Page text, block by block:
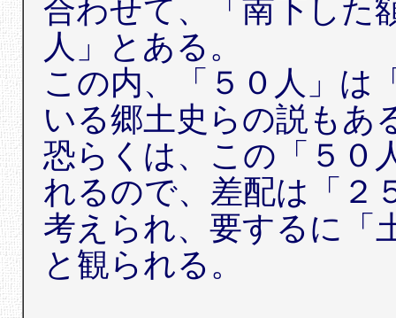
合わせて、「南下した
人」とある。
この内、「５０人」は
いる郷土史らの説もあ
恐らくは、この「５０
れるので、差配は「２
考えられ、要するに「
と観られる。